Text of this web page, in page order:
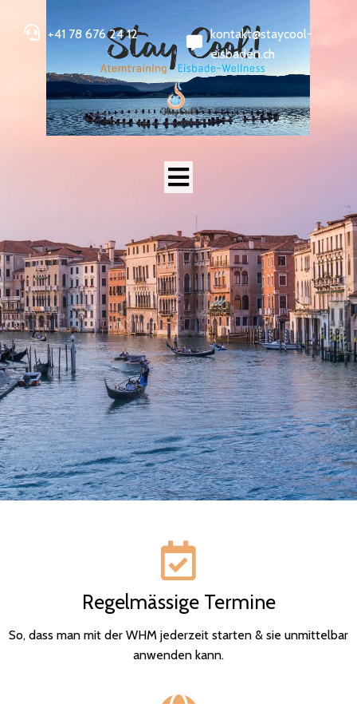
+41 78 676 24 12
kontakt@staycool-
eisbaden.ch
Regelmässige Termine
So, dass man mit der WHM jederzeit starten & sie unmittelbar
anwenden kann.